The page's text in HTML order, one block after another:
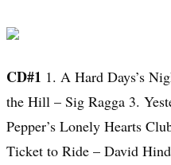
CD#1 1. A Hard Days’s
the Hill – Sig Ragga 3.
Pepper’s Lonely Hearts
Ticket to Ride – David